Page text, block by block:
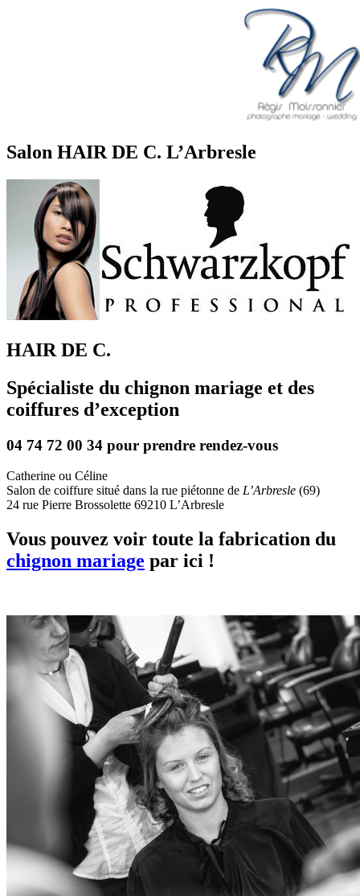
Salon HAIR DE C. L’Arbresle
HAIR DE C.
Spécialiste du chignon mariage et des
coiffures d’exception
04 74 72 00 34 pour prendre rendez-vous
Catherine ou Céline
Salon de coiffure situé dans la rue piétonne de L’Arbresle (69)
24 rue Pierre Brossolette 69210 L’Arbresle
Vous pouvez voir toute la fabrication du
chignon mariage par ici !